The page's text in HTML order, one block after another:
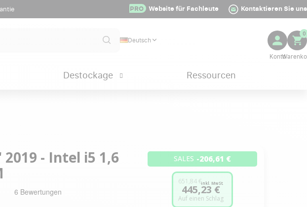
PRO Website für Fachleute Kontaktieren Sie uns
Deutsch
0
Destockage Ressourcen
- Intel i5 1,6
SALES -206,61 €
651,84 €
445,23 €
inkl. MwSt.
Auf einen Schlag